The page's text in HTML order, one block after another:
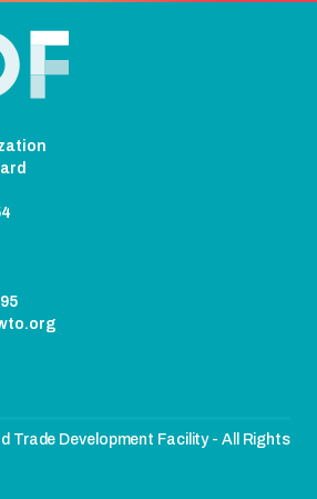
Trade Development Facility - All Rights